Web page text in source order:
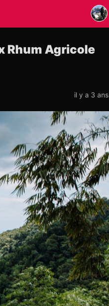
Rhum Agricole
il y a 3 ans